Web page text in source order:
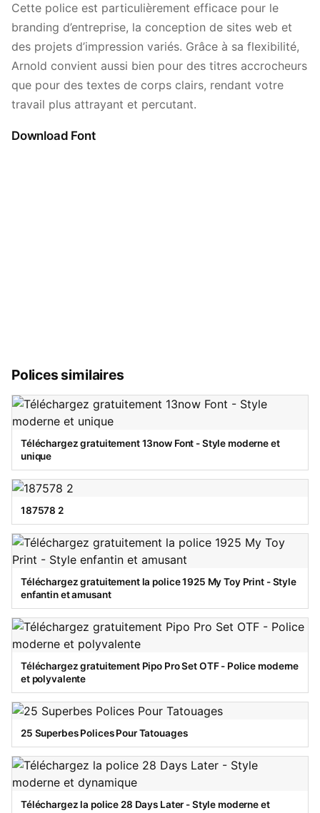
Cette police est particulièrement efficace pour le
branding d’entreprise, la conception de sites web et
des projets d’impression variés. Grâce à sa flexibilité,
Arnold convient aussi bien pour des titres accrocheurs
que pour des textes de corps clairs, rendant votre
travail plus attrayant et percutant.
Download Font
Polices similaires
Téléchargez gratuitement 13now Font - Style moderne et
unique
187578 2
Téléchargez gratuitement la police 1925 My Toy Print - Style
enfantin et amusant
Téléchargez gratuitement Pipo Pro Set OTF - Police moderne
et polyvalente
25 Superbes Polices Pour Tatouages
Téléchargez la police 28 Days Later - Style moderne et